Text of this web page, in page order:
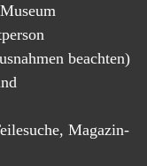
beachten)
Magazin-